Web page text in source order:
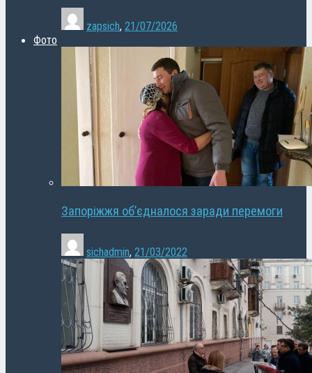
zapsich, 21/07/2026
Фото
Запоріжжя об’єдналося заради перемоги
sichadmin, 21/03/2022